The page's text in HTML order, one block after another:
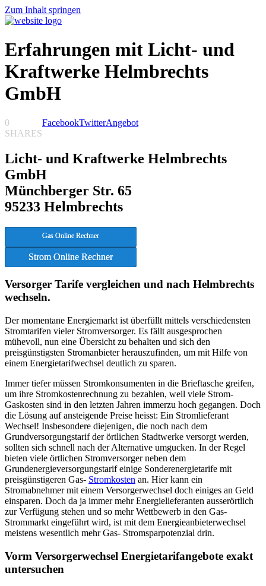
Zum Inhalt springen
Erfahrungen mit Licht- und
Kraftwerke Helmbrechts
GmbH
0
SHARES
FacebookTwitterAngebot
Licht- und Kraftwerke Helmbrechts
GmbH
Münchberger Str. 65
95233 Helmbrechts
Gas Online Rechner
Strom Online Rechner
Versorger Tarife vergleichen und nach Helmbrechts
wechseln.
Der momentane Energiemarkt ist überfüllt mittels verschiedensten
Stromtarifen vieler Stromversorger. Es fällt ausgesprochen
mühevoll, nun eine Übersicht zu behalten und sich den
preisgünstigsten Stromanbieter herauszufinden, um mit Hilfe von
einem Energietarifwechsel deutlich zu sparen.
Immer tiefer müssen Stromkonsumenten in die Brieftasche greifen,
um ihre Stromkostenrechnung zu bezahlen, weil viele Strom-
Gaskosten sind in den letzten Jahren immerzu hoch gegangen. Doch
die Lösung auf ansteigende Preise heisst: Ein Stromlieferant
Wechsel! Insbesondere diejenigen, die noch nach dem
Grundversorgungstarif der örtlichen Stadtwerke versorgt werden,
sollten sich schnell nach der Alternative umgucken. In der Regel
bieten viele örtlichen Stromversorger neben dem
Grundenergieversorgungstarif einige Sonderenergietarife mit
preisgünstigeren Gas- Stromkosten an. Hier kann ein
Stromabnehmer mit einem Versorgerwechsel doch einiges an Geld
einsparen. Doch da ja immer mehr Energielieferanten ausserörtlich
zur Verfügung stehen und so mehr Wettbewerb in den Gas-
Strommarkt eingeführt wird, ist mit dem Energieanbieterwechsel
meistens wesentlich mehr Gas- Stromsparpotenzial drin.
Vorm Versorgerwechsel Energietarifangebote exakt
untersuchen